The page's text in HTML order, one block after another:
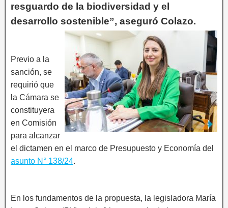
resguardo de la biodiversidad y el
desarrollo sostenible”, aseguró Colazo.
Previo a la
sanción, se
requirió que
la Cámara se
constituyera
en Comisión
para alcanzar
el dictamen en el marco de Presupuesto y Economía del
asunto N° 138/24.
En los fundamentos de la propuesta, la legisladora María